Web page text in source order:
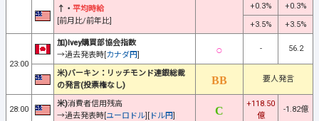
↑・ 平均時給
[前月比/前年比]
+0.3%
+0.3%
+3.5%
+3.5%
23:00
加)Ivey購買部協会指数
→過去発表時[カナダ円]
- 56.2
米)バーキン：リッチモンド連銀総裁
の発言(投票権なし)
要人発言
28:00
米)消費者信用残高
→過去発表時[ユーロドル][ ドル円]
+118.50
億
-1.82億